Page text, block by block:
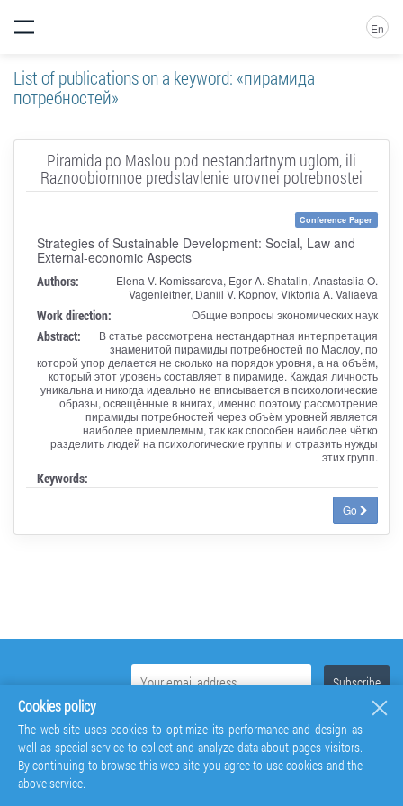
En
List of publications on a keyword: «пирамида
потребностей»
Piramida po Maslou pod nestandartnym uglom, ili
Raznoobiomnoe predstavlenie urovnei potrebnostei
Conference Paper
Strategies of Sustainable Development: Social, Law and
External-economic Aspects
Authors:
Elena V. Komissarova, Egor A. Shatalin, Anastasiia O.
Vagenleitner, Daniil V. Kopnov, Viktoriia A. Valiaeva
Work direction: Общие вопросы экономических наук
Abstract:
В статье рассмотрена нестандартная интерпретация
знаменитой пирамиды потребностей по Маслоу, по
которой упор делается не сколько на порядок уровня, а на объём,
который этот уровень составляет в пирамиде. Каждая личность
уникальна и никогда идеально не вписывается в психологические
образы, освещённые в книгах, именно поэтому рассмотрение
пирамиды потребностей через объём уровней является
наиболее приемлемым, так как способен наиболее чётко
разделить людей на психологические группы и отразить нужды
этих групп.
Keywords:
Go
Cookies policy
The web-site uses cookies to optimize its performance and design as
well as special service to collect and analyze data about pages visitors.
By continuing to browse this web-site you agree to use cookies and the
above service.